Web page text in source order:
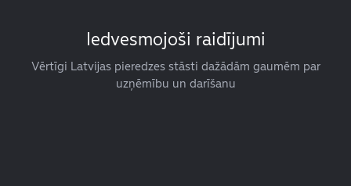
Iedvesmojoši raidījumi
Vērtīgi Latvijas pieredzes stāsti dažādām gaumēm par
uzņēmību un darīšanu